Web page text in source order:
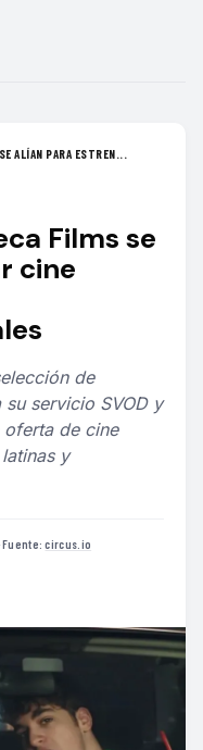
ALÍAN PARA ESTREN...
Films se
cine
de
servicio SVOD y
oferta de cine
y
·Fuente:circus.io